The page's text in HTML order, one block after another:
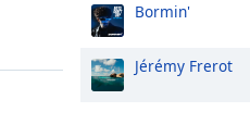
Bormin'
Jérémy Frerot